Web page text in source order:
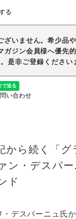
る
ざいません。希少品
ガジン会員様へ優先
是非ご登録ください
い合わせ
から続く「グ
ン・デスパー
ド
・デスパーニュ氏